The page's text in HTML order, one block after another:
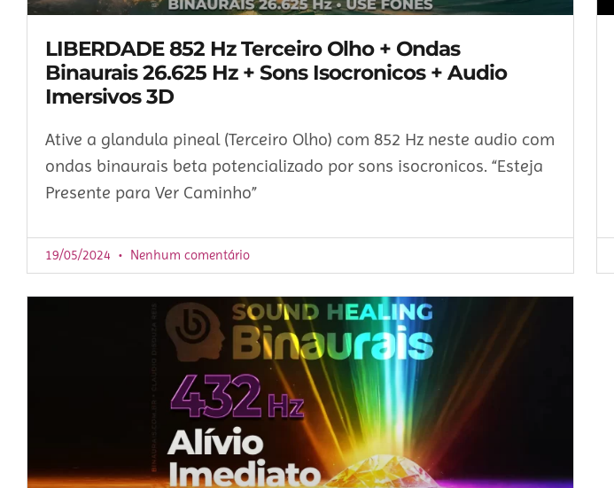
LIBERDADE 852 Hz Terceiro Olho + Ondas
Binaurais 26.625 Hz + Sons Isocronicos + Audio
Imersivos 3D
Ative a glandula pineal (Terceiro Olho) com 852 Hz neste audio com
ondas binaurais beta potencializado por sons isocronicos. “Esteja
Presente para Ver Caminho”
19/05/2024 Nenhum comentário